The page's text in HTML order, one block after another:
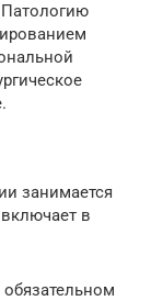
занимается
в